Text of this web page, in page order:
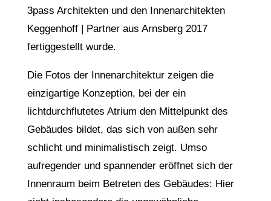
3pass Architekten und den Innenarchitekten
Keggenhoff | Partner aus Arnsberg 2017
fertiggestellt wurde.
Die Fotos der Innenarchitektur zeigen die
einzigartige Konzeption, bei der ein
lichtdurchflutetes Atrium den Mittelpunkt des
Gebäudes bildet, das sich von außen sehr
schlicht und minimalistisch zeigt. Umso
aufregender und spannender eröffnet sich der
Innenraum beim Betreten des Gebäudes: Hier